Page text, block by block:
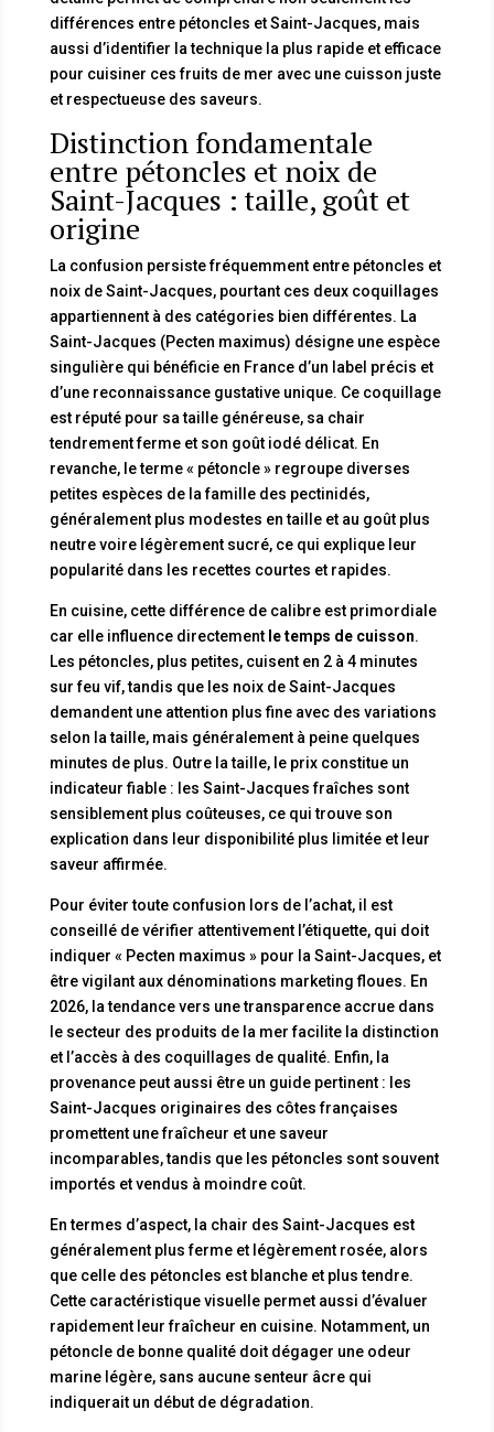
différences entre pétoncles et Saint-Jacques, mais
aussi d’identifier la technique la plus rapide et efficace
pour cuisiner ces fruits de mer avec une cuisson juste
et respectueuse des saveurs.
Distinction fondamentale
entre pétoncles et noix de
Saint-Jacques : taille, goût et
origine
La confusion persiste fréquemment entre pétoncles et
noix de Saint-Jacques, pourtant ces deux coquillages
appartiennent à des catégories bien différentes. La
Saint-Jacques (Pecten maximus) désigne une espèce
singulière qui bénéficie en France d’un label précis et
d’une reconnaissance gustative unique. Ce coquillage
est réputé pour sa taille généreuse, sa chair
tendrement ferme et son goût iodé délicat. En
revanche, le terme « pétoncle » regroupe diverses
petites espèces de la famille des pectinidés,
généralement plus modestes en taille et au goût plus
neutre voire légèrement sucré, ce qui explique leur
popularité dans les recettes courtes et rapides.
En cuisine, cette différence de calibre est primordiale
car elle influence directement le temps de cuisson.
Les pétoncles, plus petites, cuisent en 2 à 4 minutes
sur feu vif, tandis que les noix de Saint-Jacques
demandent une attention plus fine avec des variations
selon la taille, mais généralement à peine quelques
minutes de plus. Outre la taille, le prix constitue un
indicateur fiable : les Saint-Jacques fraîches sont
sensiblement plus coûteuses, ce qui trouve son
explication dans leur disponibilité plus limitée et leur
saveur affirmée.
Pour éviter toute confusion lors de l’achat, il est
conseillé de vérifier attentivement l’étiquette, qui doit
indiquer « Pecten maximus » pour la Saint-Jacques, et
être vigilant aux dénominations marketing floues. En
2026, la tendance vers une transparence accrue dans
le secteur des produits de la mer facilite la distinction
et l’accès à des coquillages de qualité. Enfin, la
provenance peut aussi être un guide pertinent : les
Saint-Jacques originaires des côtes françaises
promettent une fraîcheur et une saveur
incomparables, tandis que les pétoncles sont souvent
importés et vendus à moindre coût.
En termes d’aspect, la chair des Saint-Jacques est
généralement plus ferme et légèrement rosée, alors
que celle des pétoncles est blanche et plus tendre.
Cette caractéristique visuelle permet aussi d’évaluer
rapidement leur fraîcheur en cuisine. Notamment, un
pétoncle de bonne qualité doit dégager une odeur
marine légère, sans aucune senteur âcre qui
indiquerait un début de dégradation.